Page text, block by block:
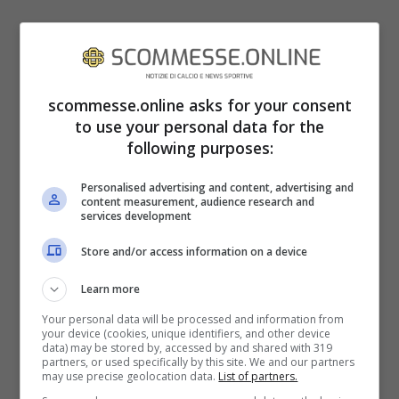
4 “Datori Indietro” – Portieri.
3 “Datori Innanzi” – Difensore.
5 “Sconciatori” – Medi.
15 “Innanzi o Corridori” – Attaccanti.
Ogni squadra, al centro della rete, ha un
capitano, il quale entra in gioco soltanto per
placcare i suoi giocatori e dare loro
indicazioni.
scommesse.online asks for your consent
to use your personal data for the
following purposes:
Personalised advertising and content, advertising and
content measurement, audience research and
services development
Store and/or access information on a device
Learn more
Your personal data will be processed and information from
your device (cookies, unique identifiers, and other device
data) may be stored by, accessed by and shared with 319
partners, or used specifically by this site. We and our partners
may use precise geolocation data. List of partners.